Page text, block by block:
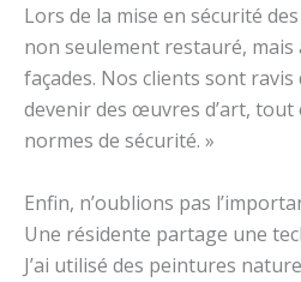
Lors de la mise en sécurité
non seulement restauré, mais
façades. Nos clients sont
devenir des œuvres d’art, tout
normes de sécurité. »
Enfin, n’oublions pas
Une résidente partage une
J’ai utilisé des peintures